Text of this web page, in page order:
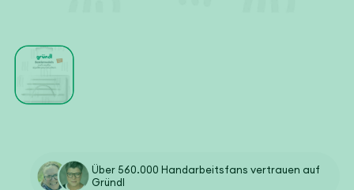
1
in
Modal
öffnen
Über 560.000 Handarbeitsfans vertrauen auf
Gründl